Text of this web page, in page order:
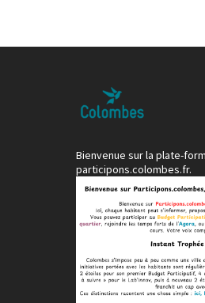
Bienvenue sur la plate-
participons.colombes.fr.